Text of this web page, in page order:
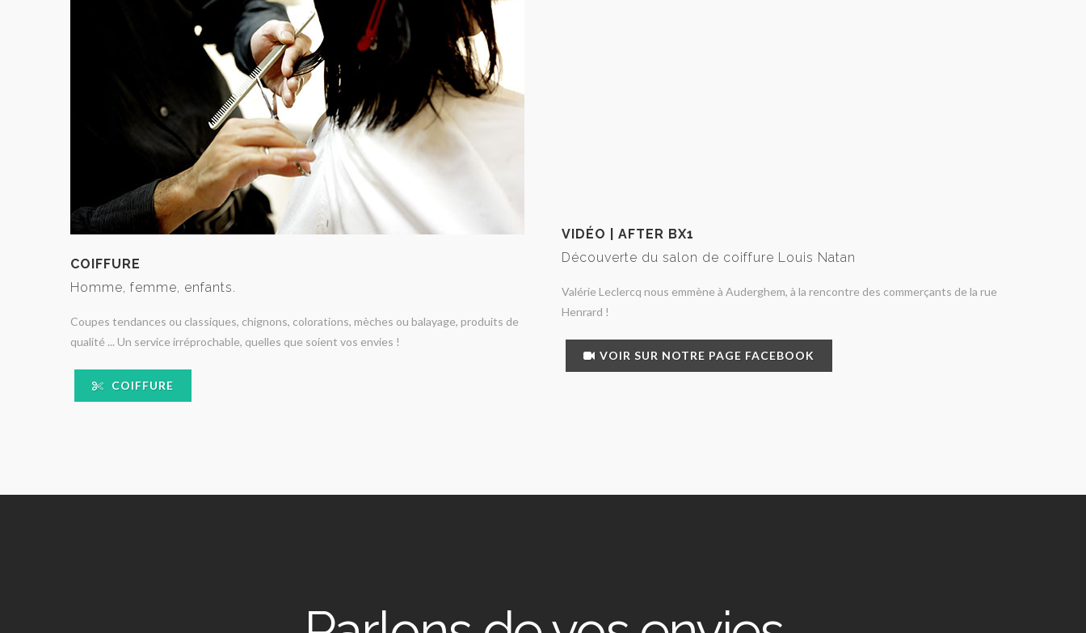
COIFFURE
Homme, femme, enfants.
Coupes tendances ou classiques, chignons, colorations, mèches ou balayage, produits de
qualité ... Un service irréprochable, quelles que soient vos envies !
COIFFURE
VIDÉO | AFTER BX1
Découverte du salon de coiffure Louis Natan
Valérie Leclercq nous emmène à Auderghem, à la rencontre des commerçants de la rue
Henrard !
VOIR SUR NOTRE PAGE FACEBOOK